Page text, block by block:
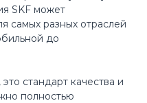
SKF может
самых разных отраслей
до
стандарт качества и
полностью